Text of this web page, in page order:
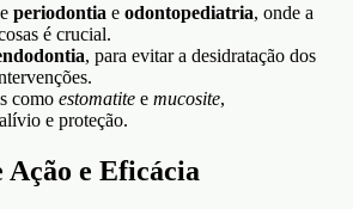
periodontia e odontopediatria, onde a
é crucial.
, para evitar a desidratação dos
como estomatite e mucosite,
e proteção.
Ação e Eficácia